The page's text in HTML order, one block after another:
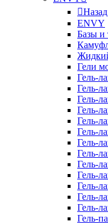
Назад
ENVY
Базы и
Гели
Гель-
Гель-
Гель-
Гель-
Гель-
Гель-
Гель-
Гель-
Гель-
Гель-
Гель-
Гель-
Гель-
Гель-